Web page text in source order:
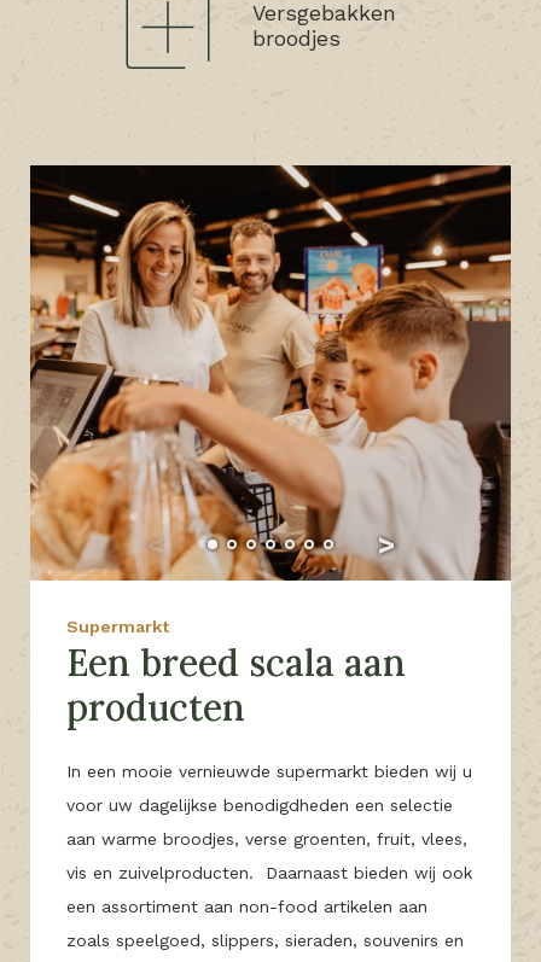
Versgebakken
broodjes
Supermarkt
Een breed scala aan
producten
In een mooie vernieuwde supermarkt bieden wij u
voor uw dagelijkse benodigdheden een selectie
aan warme broodjes, verse groenten, fruit, vlees,
vis en zuivelproducten. Daarnaast bieden wij ook
een assortiment aan non-food artikelen aan
zoals speelgoed, slippers, sieraden, souvenirs en